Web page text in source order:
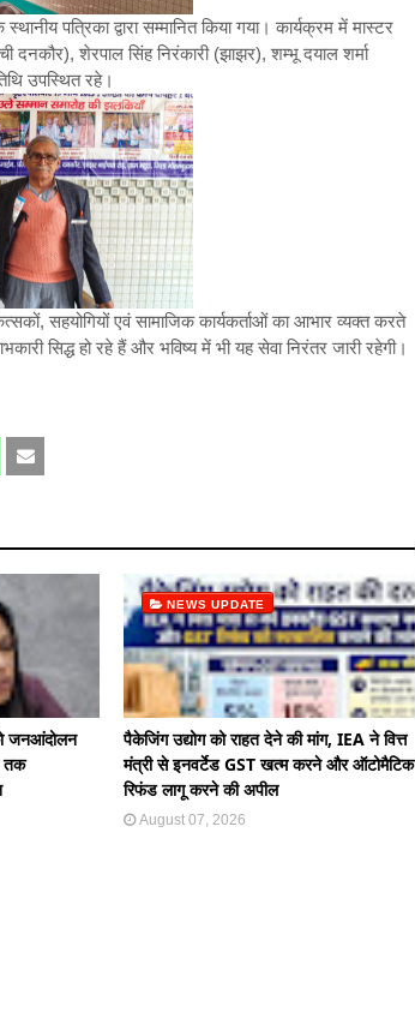
पत्रिका द्वारा सम्मानित किया गया। कार्यक्रम में मास्टर
दनकौर), शेरपाल सिंह निरंकारी (झाझर), शम्भू दयाल शर्मा
उपस्थित रहे।
सहयोगियों एवं सामाजिक कार्यकर्ताओं का आभार व्यक्त करते
सिद्ध हो रहे हैं और भविष्य में भी यह सेवा निरंतर जारी रहेगी।
जनआंदोलन
तक
NEWS UPDATE
पैकेजिंग उद्योग को राहत देने की मांग, IEA ने वित्त
मंत्री से इनवर्टेड GST खत्म करने और ऑटोमैटिक
रिफंड लागू करने की अपील
August 07, 2026